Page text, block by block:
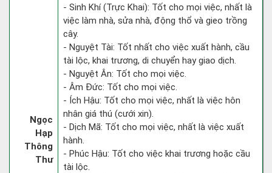
Ngọc
Hạp
Thông
Thư
- Sinh Khí (Trực Khai): Tốt cho mọi việc, nhất là
việc làm nhà, sửa nhà, động thổ và gieo trồng
cây.
- Nguyệt Tài: Tốt nhất cho việc xuất hành, cầu
tài lộc, khai trương, di chuyển hay giao dịch.
- Nguyệt Ân: Tốt cho mọi việc.
- Âm Đức: Tốt cho mọi việc.
- Ích Hậu: Tốt cho mọi việc, nhất là việc hôn
nhân giá thú (cưới xin).
- Dịch Mã: Tốt cho mọi việc, nhất là việc xuất
hành.
- Phúc Hậu: Tốt cho việc khai trương hoặc cầu
tài lộc.